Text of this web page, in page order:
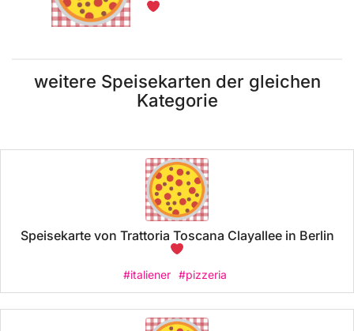
weitere Speisekarten der gleichen
Kategorie
Speisekarte von Trattoria Toscana Clayallee in Berlin
#italiener #pizzeria